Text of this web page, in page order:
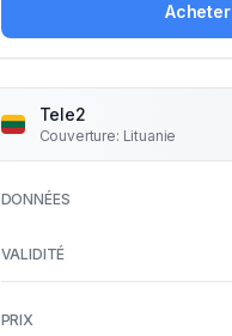
Acheter
Tele2
Couverture: Lituanie
DONNÉES
VALIDITÉ
PRIX